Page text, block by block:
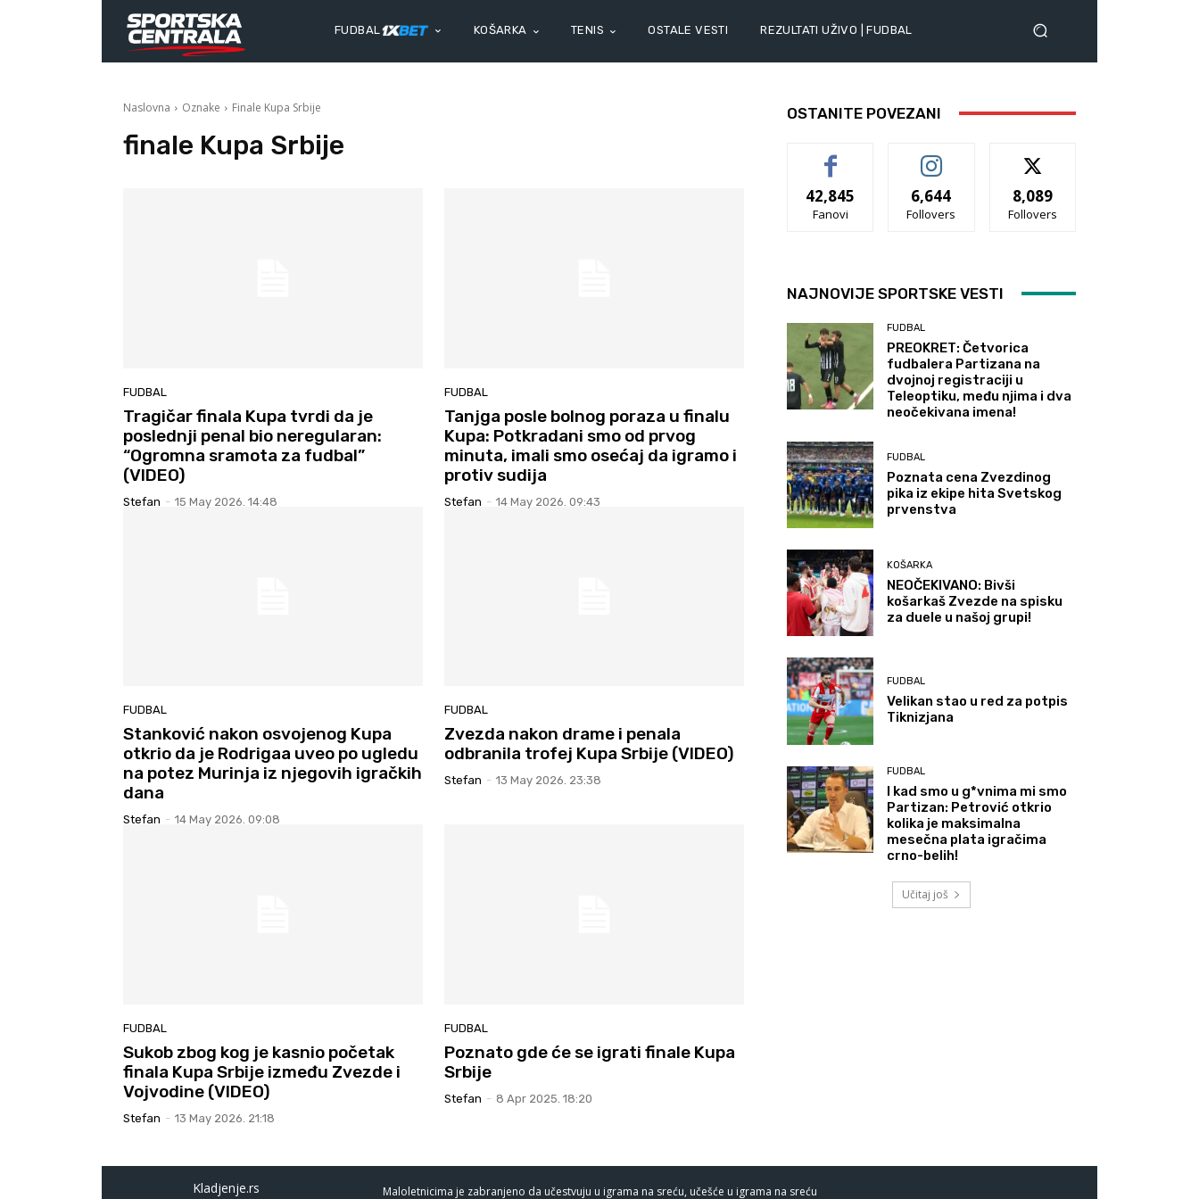
FUDBAL KOŠARKA TENIS OSTALE VESTI REZULTATI UŽIVO | FUDBAL
Naslovna Oznake Finale Kupa Srbije
finale Kupa Srbije
FUDBAL
Tragičar finala Kupa tvrdi da je
poslednji penal bio neregularan:
“Ogromna sramota za fudbal”
(VIDEO)
Stefan - 15 May 2026. 14:48
FUDBAL
Tanjga posle bolnog poraza u finalu
Kupa: Potkradani smo od prvog
minuta, imali smo osećaj da igramo i
protiv sudija
Stefan - 14 May 2026. 09:43
FUDBAL
Stanković nakon osvojenog Kupa
otkrio da je Rodrigaa uveo po ugledu
na potez Murinja iz njegovih igračkih
dana
Stefan - 14 May 2026. 09:08
FUDBAL
Zvezda nakon drame i penala
odbranila trofej Kupa Srbije (VIDEO)
Stefan - 13 May 2026. 23:38
FUDBAL
Sukob zbog kog je kasnio početak
finala Kupa Srbije između Zvezde i
Vojvodine (VIDEO)
Stefan - 13 May 2026. 21:18
FUDBAL
Poznato gde će se igrati finale Kupa
Srbije
Stefan - 8 Apr 2025. 18:20
OSTANITE POVEZANI
42,845
Fanovi
6,644
Follovers
8,089
Follovers
NAJNOVIJE SPORTSKE VESTI
FUDBAL
PREOKRET: Četvorica
fudbalera Partizana na
dvojnoj registraciji u
Teleoptiku, među njima i dva
neočekivana imena!
FUDBAL
Poznata cena Zvezdinog
pika iz ekipe hita Svetskog
prvenstva
KOŠARKA
NEOČEKIVANO: Bivši
košarkaš Zvezde na spisku
za duele u našoj grupi!
FUDBAL
Velikan stao u red za potpis
Tiknizjana
FUDBAL
I kad smo u g*vnima mi smo
Partizan: Petrović otkrio
kolika je maksimalna
mesečna plata igračima
crno-belih!
Učitaj još
Kladjenje.rs Maloletnicima je zabranjeno da učestvuju u igrama na sreću, učešće u igrama na sreću